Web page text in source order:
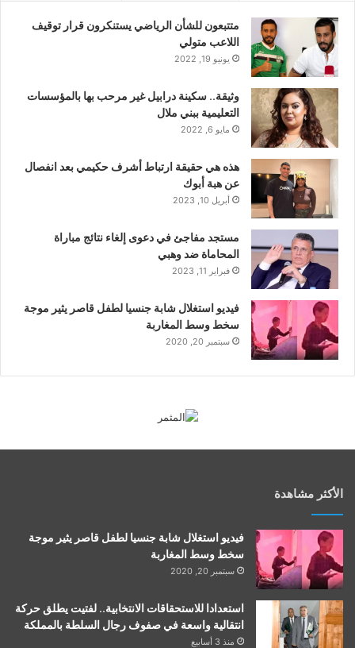
متتبعون للشأن الرياضي يستنكرون قرار توقيف
اللاعب متولي
يونيو 19, 2022
وثيقة.. سكينة درابيل غير مرحب بها بالمؤسسات
التعليمية ببني ملال
مايو 6, 2022
هذه هي حقيقة ارتباط أشرف حكيمي بعد انفصال
عن هبة أبوك
أبريل 10, 2023
مستجد مفاجئ في دعوى إلغاء نتائج مباراة
المحاماة ضد وهبي
فبراير 11, 2023
فيديو استغلال شابة جنسيا لطفل قاصر يثير موجة
سخط وسط المغاربة
سبتمبر 20, 2020
الأكثر مشاهدة
فيديو استغلال شابة جنسيا لطفل قاصر يثير موجة
سخط وسط المغاربة
سبتمبر 20, 2020
استعدادا للاستحقاقات الانتخابية.. لفتيت يطلق حركة
انتقالية واسعة في صفوف رجال السلطة بالمملكة
منذ 3 أسابيع